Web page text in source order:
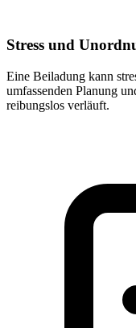
Stress und
Eine Beiladung kann
umfassenden Planung
reibungslos verläuft.